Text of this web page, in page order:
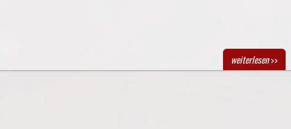
weiterlesen>>